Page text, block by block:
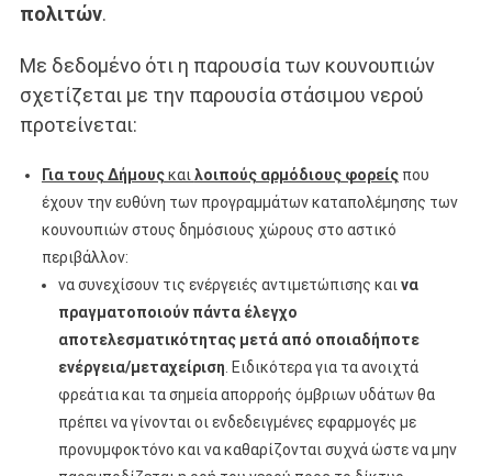
πολιτών.
Με δεδομένο ότι η παρουσία των κουνουπιών
σχετίζεται με την παρουσία στάσιμου νερού
προτείνεται:
Για τους Δήμουςκαι λοιπούς αρμόδιους φορείςπου
έχουν την ευθύνη των προγραμμάτων καταπολέμησης των
κουνουπιών στους δημόσιους χώρους στο αστικό
περιβάλλον:
να συνεχίσουν τις ενέργειές αντιμετώπισης και να
πραγματοποιούν πάντα έλεγχο
αποτελεσματικότητας μετά από οποιαδήποτε
ενέργεια/μεταχείριση . Ειδικότερα για τα ανοιχτά
φρεάτια και τα σημεία απορροής όμβριων υδάτων θα
πρέπει να γίνονται οι ενδεδειγμένες εφαρμογές με
προνυμφοκτόνο και να καθαρίζονται συχνά ώστε να μην